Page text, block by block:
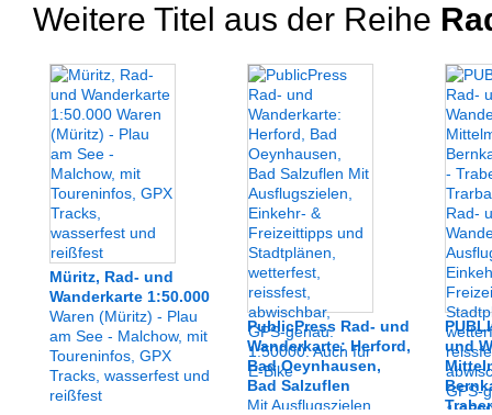
Weitere Titel aus der Reihe
Müritz, Rad- und
Wanderkarte 1:50.000
Waren (Müritz) - Plau
am See - Malchow, mit
Toureninfos, GPX
Tracks, wasserfest und
reißfest
PublicPress Rad- und
Wanderkarte: Herford,
Bad Oeynhausen,
Bad Salzuflen
Mit Ausflugszielen,
und